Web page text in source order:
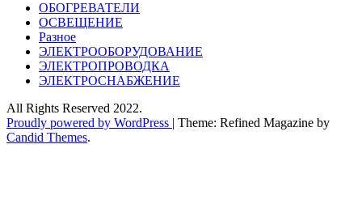
ОБОГРЕВАТЕЛИ
ОСВЕЩЕНИЕ
Разное
ЭЛЕКТРООБОРУДОВАНИЕ
ЭЛЕКТРОПРОВОДКА
ЭЛЕКТРОСНАБЖЕНИЕ
All Rights Reserved 2022.
Proudly powered by WordPress
Theme: Refined Magazine by
Candid Themes.